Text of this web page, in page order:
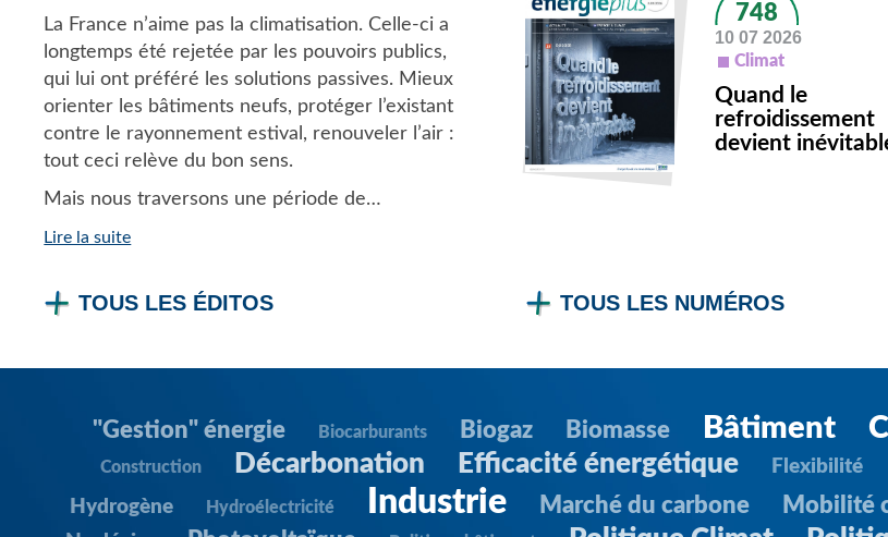
La France n’aime pas la climatisation. Celle-ci a
longtemps été rejetée par les pouvoirs publics,
qui lui ont préféré les solutions passives. Mieux
orienter les bâtiments neufs, protéger l’existant
contre le rayonnement estival, renouveler l’air :
tout ceci relève du bon sens.
Mais nous traversons une période de…
Lire la suite
TOUS LES ÉDITOS
748
10 07 2026
Climat
Quand le
refroidissement
devient
TOUS LES NUMÉROS
"Gestion" énergie Biocarburants Biogaz Biomasse Bâtiment
Construction Décarbonation Efficacité énergétique Flexibilité
Hydrogène Hydroélectricité Industrie Marché du carbone Mobilité